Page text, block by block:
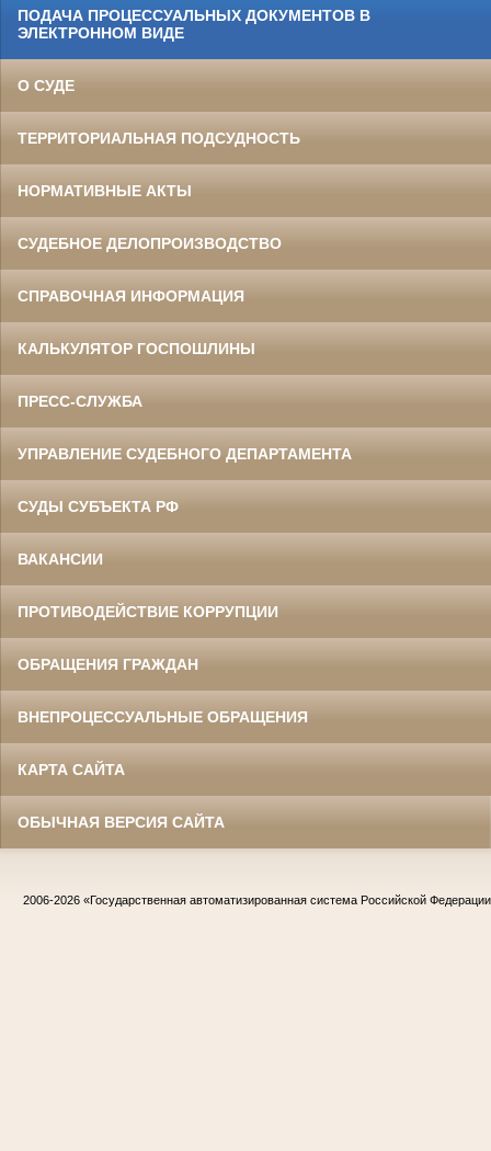
ПОДАЧА ПРОЦЕССУАЛЬНЫХ ДОКУМЕНТОВ В
ЭЛЕКТРОННОМ ВИДЕ
О СУДЕ
ТЕРРИТОРИАЛЬНАЯ ПОДСУДНОСТЬ
НОРМАТИВНЫЕ АКТЫ
СУДЕБНОЕ ДЕЛОПРОИЗВОДСТВО
СПРАВОЧНАЯ ИНФОРМАЦИЯ
КАЛЬКУЛЯТОР ГОСПОШЛИНЫ
ПРЕСС-СЛУЖБА
УПРАВЛЕНИЕ СУДЕБНОГО ДЕПАРТАМЕНТА
СУДЫ СУБЪЕКТА РФ
ВАКАНСИИ
ПРОТИВОДЕЙСТВИЕ КОРРУПЦИИ
ОБРАЩЕНИЯ ГРАЖДАН
ВНЕПРОЦЕССУАЛЬНЫЕ ОБРАЩЕНИЯ
КАРТА САЙТА
ОБЫЧНАЯ ВЕРСИЯ САЙТА
2006-2026 «Государственная автоматизированная система Российской